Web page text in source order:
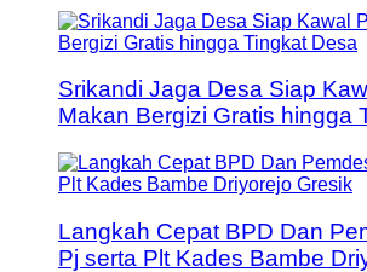
Srikandi Jaga Desa Siap
Makan Bergizi Gratis hingga
Langkah Cepat BPD Dan
Pj serta Plt Kades Bambe